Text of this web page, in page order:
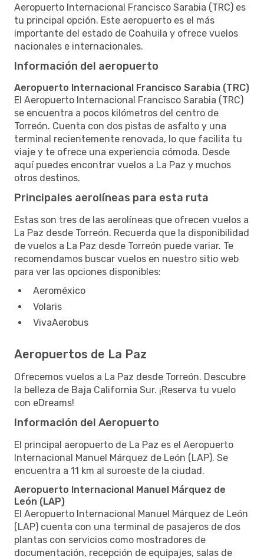
Aeropuerto Internacional Francisco Sarabia (TRC) es
tu principal opción. Este aeropuerto es el más
importante del estado de Coahuila y ofrece vuelos
nacionales e internacionales.
Información del aeropuerto
Aeropuerto Internacional Francisco Sarabia (TRC)
El Aeropuerto Internacional Francisco Sarabia (TRC)
se encuentra a pocos kilómetros del centro de
Torreón. Cuenta con dos pistas de asfalto y una
terminal recientemente renovada, lo que facilita tu
viaje y te ofrece una experiencia cómoda. Desde
aquí puedes encontrar vuelos a La Paz y muchos
otros destinos.
Principales aerolíneas para esta ruta
Estas son tres de las aerolíneas que ofrecen vuelos a
La Paz desde Torreón. Recuerda que la disponibilidad
de vuelos a La Paz desde Torreón puede variar. Te
recomendamos buscar vuelos en nuestro sitio web
para ver las opciones disponibles:
Aeroméxico
Volaris
VivaAerobus
Aeropuertos de La Paz
Ofrecemos vuelos a La Paz desde Torreón. Descubre
la belleza de Baja California Sur. ¡Reserva tu vuelo
con eDreams!
Información del Aeropuerto
El principal aeropuerto de La Paz es el Aeropuerto
Internacional Manuel Márquez de León (LAP). Se
encuentra a 11 km al suroeste de la ciudad.
Aeropuerto Internacional Manuel Márquez de
León (LAP)
El Aeropuerto Internacional Manuel Márquez de León
(LAP) cuenta con una terminal de pasajeros de dos
plantas con servicios como mostradores de
documentación, recepción de equipajes, salas de